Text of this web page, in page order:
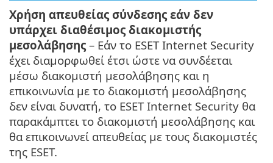
Χρήση απευθείας σύνδεσης εάν δεν
υπάρχει διαθέσιμος διακομιστής
μεσολάβησης – Εάν το ESET Internet Security
έχει διαμορφωθεί έτσι ώστε να συνδέεται
μέσω διακομιστή μεσολάβησης και η
επικοινωνία με το διακομιστή μεσολάβησης
δεν είναι δυνατή, το ESET Internet Security θα
παρακάμπτει το διακομιστή μεσολάβησης και
θα επικοινωνεί απευθείας με τους διακομιστές
της ESET.